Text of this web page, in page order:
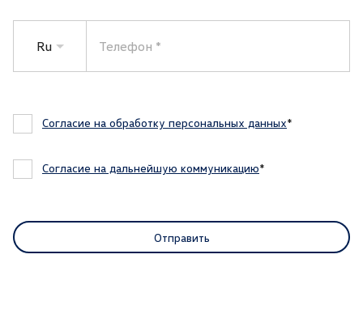
Ru Телефон
Согласие на обработку персональных данных
Согласие на дальнейшую коммуникацию
Отправить